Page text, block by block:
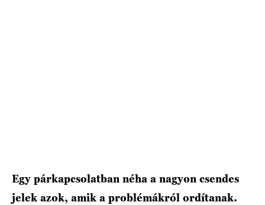
Egy párkapcsolatban néha a nagyon csendes
jelek azok, amik a problémákról ordítanak.